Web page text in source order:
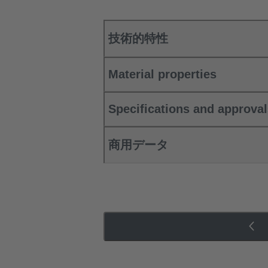
技術的特性
Material properties
Specifications and
商用データ